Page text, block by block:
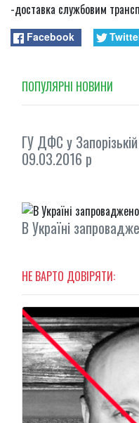
-доставка службовим
Facebook
ПОПУЛЯРНI НОВИНИ
ГУ ДФС у
09.03.2016 р
В Україні
НЕ ВАРТО ДОВІРЯТИ: